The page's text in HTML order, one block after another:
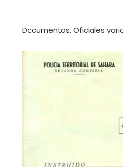
Documentos, Oficiales